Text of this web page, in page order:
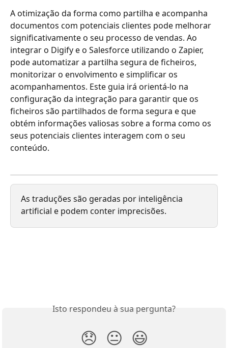
A otimização da forma como partilha e acompanha
documentos com potenciais clientes pode melhorar
significativamente o seu processo de vendas. Ao
integrar o Digify e o Salesforce utilizando o Zapier,
pode automatizar a partilha segura de ficheiros,
monitorizar o envolvimento e simplificar os
acompanhamentos. Este guia irá orientá-lo na
configuração da integração para garantir que os
ficheiros são partilhados de forma segura e que
obtém informações valiosas sobre a forma como os
seus potenciais clientes interagem com o seu
conteúdo.
As traduções são geradas por inteligência
artificial e podem conter imprecisões.
Isto respondeu à sua pergunta?
😞 😐 😃